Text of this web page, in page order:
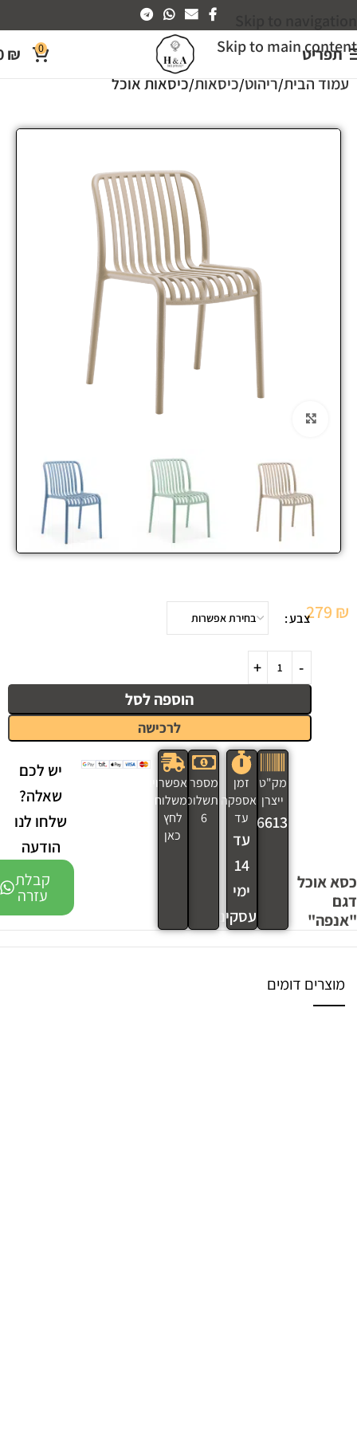
Skip to main content
תפריט 0
₪
עמוד הבית ריהוט כיסאות כיסאות אוכל
279 ₪ צבע
הוספה לסל
לרכישה
כסא אוכל
דגם
"אנפה"
מק"ט
ייצרן
MK196613
זמן
אספקה
עד
עד
14
ימי
עסקים
מספר
תשלומים
6
אפשרויות
משלוח
לחץ
כאן
יש לכם
שאלה?
שלחו לנו
הודעה
קבלת
עזרה
מוצרים דומים